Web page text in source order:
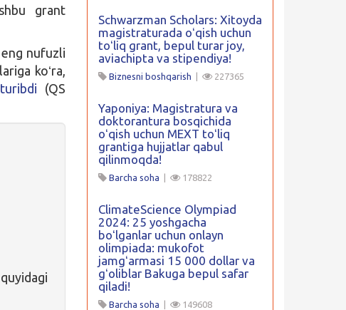
grant
nufuzli
koʻra,
turibdi (QS
Schwarzman Scholars: Xitoyda
magistraturada oʻqish uchun
toʻliq grant, bepul turar joy,
aviachipta va stipendiya!
Biznesni boshqarish 227365
Yaponiya: Magistratura va
doktorantura bosqichida
oʻqish uchun MEXT toʻliq
grantiga hujjatlar qabul
qilinmoqda!
Barcha soha 178822
ClimateScience Olympiad
2024: 25 yoshgacha
boʻlganlar uchun onlayn
olimpiada: mukofot
jamgʻarmasi 15 000 dollar va
gʻoliblar Bakuga bepul safar
qiladi!
Barcha soha 149608